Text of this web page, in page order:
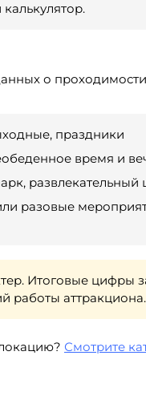
о
праздники
время и
развлекательный
разовые
Итоговые цифры
работы аттракциона.
Смотрите